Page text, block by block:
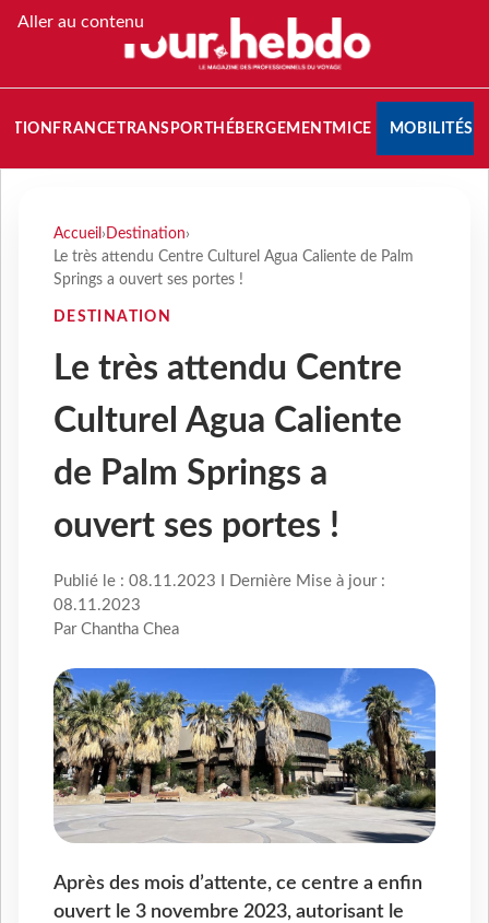
Aller au contenu
FRANCETRANSPORT HÉBERGEMENTMICE MOBILITÉS
Accueil › Destination›
Le très attendu Centre Culturel Agua Caliente de Palm
Springs a ouvert ses portes !
DESTINATION
Le très attendu Centre
Culturel Agua Caliente
de Palm Springs a
ouvert ses portes !
Publié le : 08.11.2023 I Dernière Mise à jour :
08.11.2023
Par Chantha Chea
Après des mois d’attente, ce centre a enfin
ouvert le 3 novembre 2023, autorisant le